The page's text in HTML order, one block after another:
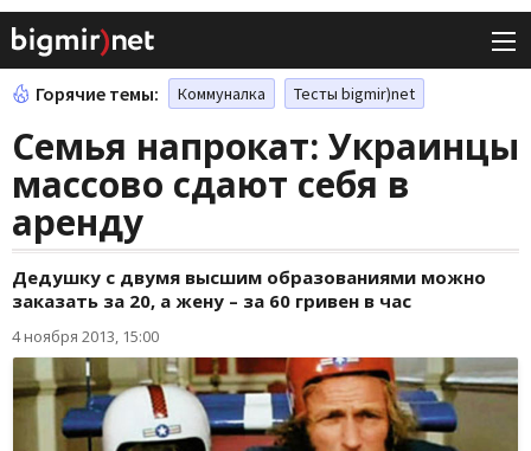
Горячие темы: Коммуналка Тесты bigmir)net
Семья напрокат: Украинцы
массово сдают себя в
аренду
Дедушку с двумя высшим образованиями можно
заказать за 20, а жену – за 60 гривен в час
4 ноября 2013, 15:00